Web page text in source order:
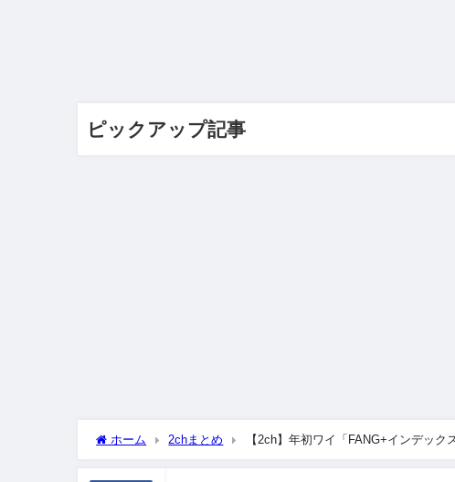
ピックアップ記事
ホーム 2chまとめ
【2ch】年初ワイ「FANG+インデッ